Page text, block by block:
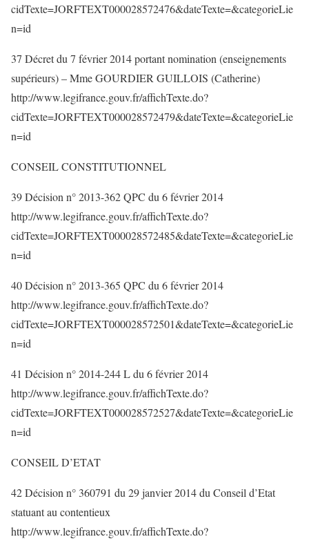
cidTexte=JORFTEXT000028572476&dateTexte=&categorieLie
n=id
37 Décret du 7 février 2014 portant nomination (enseignements
supérieurs) – Mme GOURDIER GUILLOIS (Catherine)
http://www.legifrance.gouv.fr/affichTexte.do?
cidTexte=JORFTEXT000028572479&dateTexte=&categorieLie
n=id
CONSEIL CONSTITUTIONNEL
39 Décision n° 2013-362 QPC du 6 février 2014
http://www.legifrance.gouv.fr/affichTexte.do?
cidTexte=JORFTEXT000028572485&dateTexte=&categorieLie
n=id
40 Décision n° 2013-365 QPC du 6 février 2014
http://www.legifrance.gouv.fr/affichTexte.do?
cidTexte=JORFTEXT000028572501&dateTexte=&categorieLie
n=id
41 Décision n° 2014-244 L du 6 février 2014
http://www.legifrance.gouv.fr/affichTexte.do?
cidTexte=JORFTEXT000028572527&dateTexte=&categorieLie
n=id
CONSEIL D’ETAT
42 Décision n° 360791 du 29 janvier 2014 du Conseil d’Etat
statuant au contentieux
http://www.legifrance.gouv.fr/affichTexte.do?